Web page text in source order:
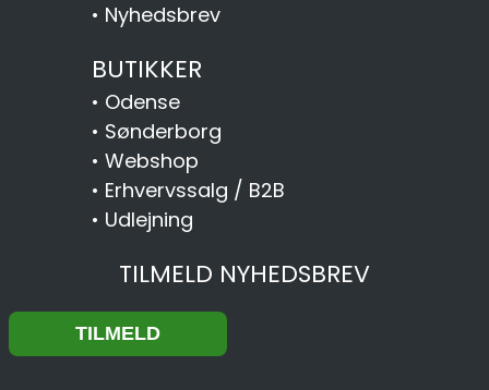
• Nyhedsbrev
BUTIKKER
• Odense
• Sønderborg
• Webshop
• Erhvervssalg / B2B
• Udlejning
TILMELD NYHEDSBREV